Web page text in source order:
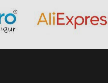
Clic și Vezi Ofertele!